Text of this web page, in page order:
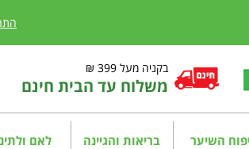
בקניה מעל 399 ₪
משלוח עד הבית חינם
השיער בריאות והגיינה לאם